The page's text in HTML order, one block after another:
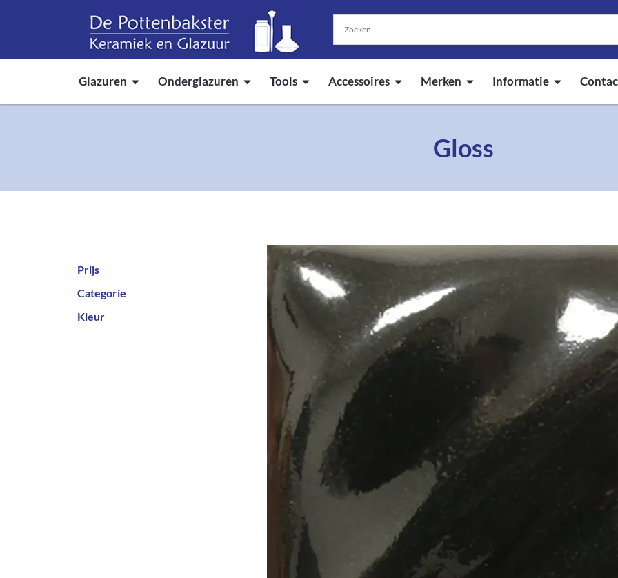
Glazuren Onderglazuren Tools Accessoires Merken Informatie
Gloss
Prijs
Categorie
Kleur